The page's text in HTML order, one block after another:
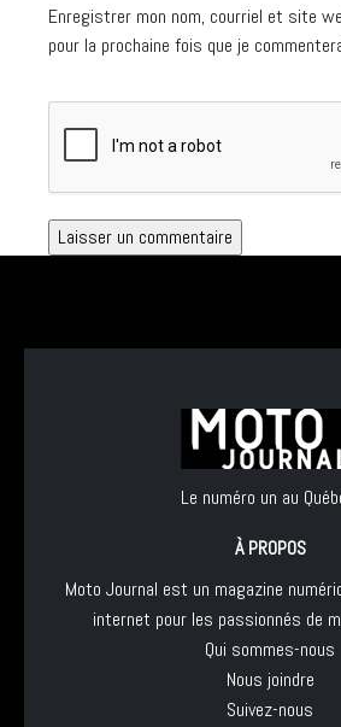
Enregistrer mon nom, courriel et site
pour la prochaine fois que je
Le numéro un au
À PROPOS
Moto Journal est un magazine
internet pour les passionnés de
Qui sommes-nous
Nous joindre
Suivez-nous